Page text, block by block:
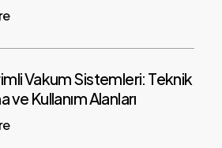
Vakum Sistemleri: Teknik
ve Kullanım Alanları